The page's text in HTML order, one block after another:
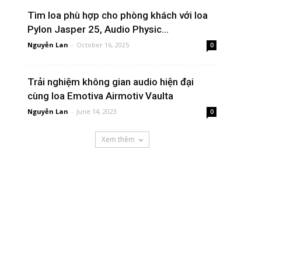
Tìm loa phù hợp cho phòng khách với loa
Pylon Jasper 25, Audio Physic...
Nguyễn Lan - October 16, 2025 0
Trải nghiệm không gian audio hiện đại
cùng loa Emotiva Airmotiv Vaulta
Nguyễn Lan - June 14, 2023 0
Xem thêm